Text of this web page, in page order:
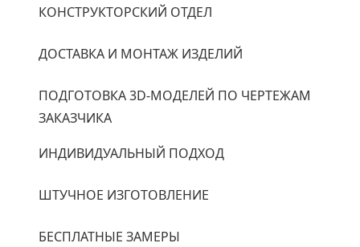
КОНСТРУКТОРСКИЙ ОТДЕЛ
ДОСТАВКА И МОНТАЖ ИЗДЕЛИЙ
ПОДГОТОВКА 3D-МОДЕЛЕЙ ПО ЧЕРТЕЖАМ
ЗАКАЗЧИКА
ИНДИВИДУАЛЬНЫЙ ПОДХОД
ШТУЧНОЕ ИЗГОТОВЛЕНИЕ
БЕСПЛАТНЫЕ ЗАМЕРЫ